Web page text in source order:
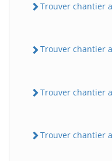
Trouver chantier
Trouver chantier
Trouver chantier
Trouver chantier